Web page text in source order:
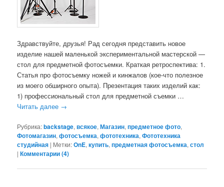
Здравствуйте, друзья! Рад сегодня представить новое
изделие нашей маленькой экспериментальной мастерской —
стол для предметной фотосъемки. Краткая ретроспектива: 1.
Статья про фотосъемку ножей и кинжалов (кое-что полезное
из моего обширного опыта). Презентация таких изделий как:
1) профессиональный стол для предметной съемки …
Читать далее →
Рубрика:backstage,всякое,Магазин,предметное фото,
Фотомагазин,фотосъемка,фототехника,Фототехника
студийная | Метки:OnE,купить,предметная фотосъемка,стол
|Комментарии (4)